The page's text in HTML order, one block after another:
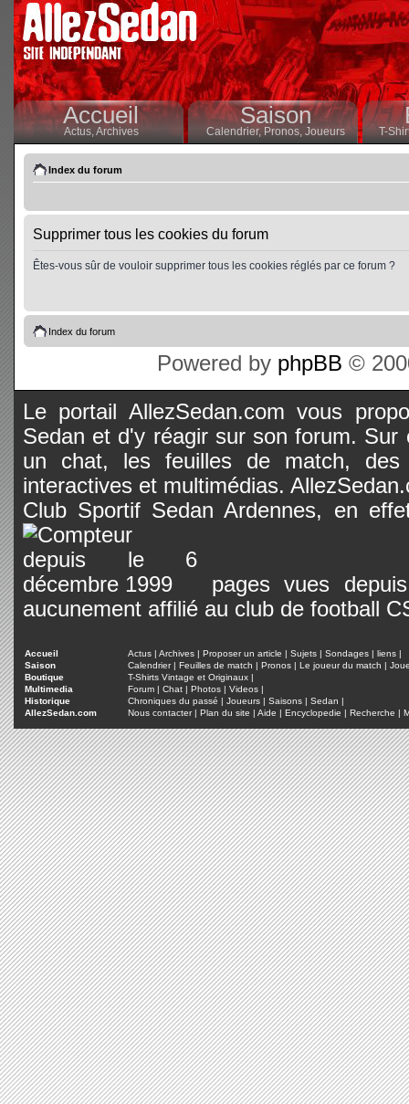
Accueil
Actus,Archives
Saison
Calendrier,Pronos, Joueurs T-
Index du forum
Supprimer tous les cookies du forum
Êtes-vous sûr de vouloir supprimer tous les cookies réglés par ce forum ?
Index du forum
Powered by phpBB ©
Le portail AllezSedan.com vous
Sedan et d'y réagir sur son forum.
un chat, les feuilles de match, des
interactives et multimédias.
Club Sportif Sedan Ardennes, en
pages vues
aucunement affilié au club de football
Accueil Actus | Archives | Proposer un article | Sujets | Sondages | liens |
Saison
Calendrier| Feuilles de match | Pronos | Le joueur du match |
Boutique
T-Shirts Vintage et Originaux |
Multimedia
Forum | Chat | Photos | Videos |
Historique
Chroniques du passé | Joueurs | Saisons | Sedan |
AllezSedan.com
Nous contacter| Plan du site | Aide | Encyclopedie | Recherche |